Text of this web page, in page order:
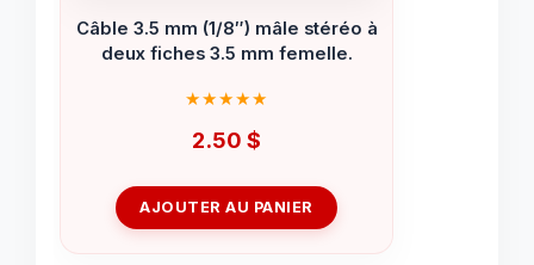
Câble 3.5 mm (1/8″) mâle stéréo à
deux fiches 3.5 mm femelle.
2.50 $
AJOUTER AU PANIER